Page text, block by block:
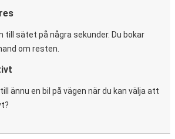
till sätet på några sekunder. Du bokar
om resten.
ännu en bil på vägen när du kan välja att